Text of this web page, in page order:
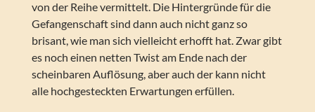
von der Reihe vermittelt. Die Hintergründe für die
Gefangenschaft sind dann auch nicht ganz so
brisant, wie man sich vielleicht erhofft hat. Zwar gibt
es noch einen netten Twist am Ende nach der
scheinbaren Auflösung, aber auch der kann nicht
alle hochgesteckten Erwartungen erfüllen.